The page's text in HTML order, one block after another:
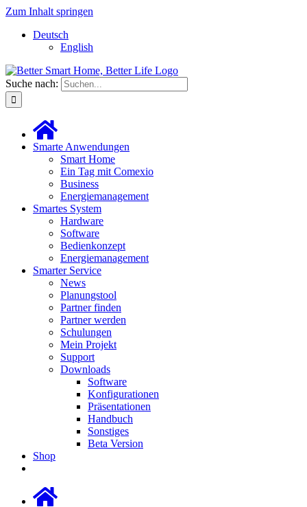
Zum Inhalt springen
Deutsch
English
Suche nach:
Smarte Anwendungen
Smart Home
Ein Tag mit Comexio
Business
Energiemanagement
Smartes System
Hardware
Software
Bedienkonzept
Energiemanagement
Smarter Service
News
Planungstool
Partner finden
Partner werden
Schulungen
Mein Projekt
Support
Downloads
Software
Konfigurationen
Präsentationen
Handbuch
Sonstiges
Beta Version
Shop